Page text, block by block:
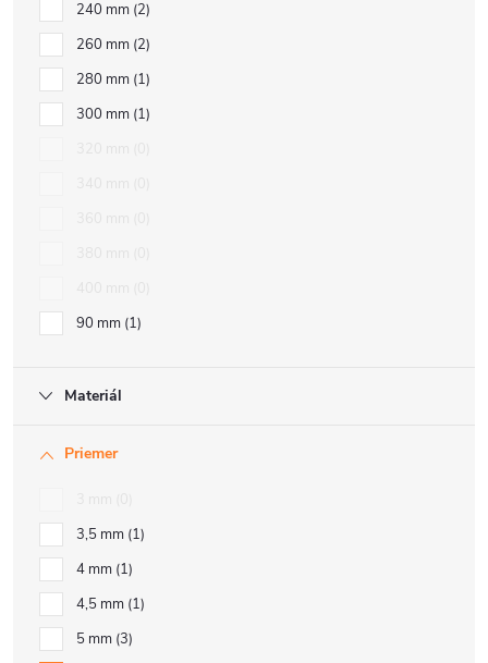
240 mm 2
260 mm 2
280 mm 1
300 mm 1
90 mm 1
Materiál
Priemer
3,5 mm 1
4 mm 1
4,5 mm 1
5 mm 3